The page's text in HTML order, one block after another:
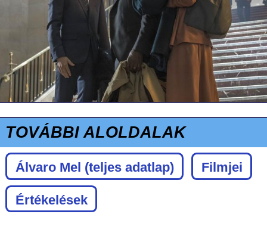
TOVÁBBI ALOLDALAK
Álvaro Mel (teljes adatlap) Filmjei
Értékelések